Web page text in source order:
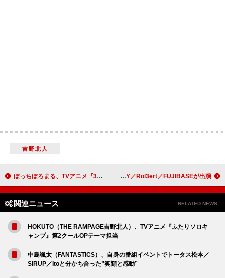
吉野北人
ぼっちぼろまる、TVアニメ『3年Z組銀八先生』OP曲「桜風」CDジャケットアートワーク公開 ショーケースライヴ【J-WAVE 81 BEGINNINGS GIG】10/27開催決定、REJAY／Rol3ert／FUJIBASEが出演
関連ニュース RELATED NEWS
HOKUTO（THE RAMPAGE吉野北人）、TVアニメ『ふたりソロキ
ャンプ』第2クールOPテーマ担当
中島颯太（FANTASTICS）、自身の番組イベントでトータス松本／
SIRUP／Itoと分かち合った”笑顔と感動”